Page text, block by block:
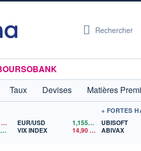
Rechercher
Taux Devises Matières
4 342,26 $US
EUR/USD 1,1559$US
VIX INDEX
14,90
+ FORTES
UBISOFT
ABIVAX